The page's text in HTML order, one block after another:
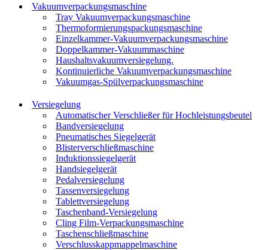
Vakuumverpackungsmaschine
Tray Vakuumverpackungsmaschine
Thermoformierungspackungsmaschine
Einzelkammer-Vakuumverpackungsmaschine
Doppelkammer-Vakuummaschine
Haushaltsvakuumversiegelung.
Kontinuierliche Vakuumverpackungsmaschine
Vakuumgas-Spülverpackungsmaschine
Versiegelung
Automatischer Verschließer für Hochleistungsbeutel
Bandversiegelung
Pneumatisches Siegelgerät
Blisterverschließmaschine
Induktionssiegelgerät
Handsiegelgerät
Pedalversiegelung
Tassenversiegelung
Tablettversiegelung
Taschenband-Versiegelung
Cling Film-Verpackungsmaschine
Taschenschließmaschine
Verschlusskappmappelmaschine